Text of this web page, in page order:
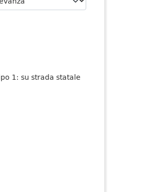
1: su strada statale